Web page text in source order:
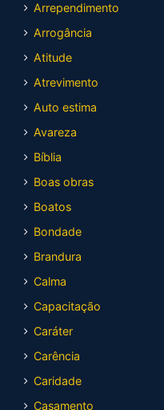
Arrependimento
Arrogância
Atitude
Atrevimento
Auto estima
Avareza
Bíblia
Boas obras
Boatos
Bondade
Brandura
Calma
Capacitação
Caráter
Carência
Caridade
Casamento